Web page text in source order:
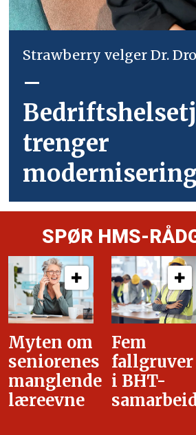
Strawberry velger Dr.
–
trenger
SPØR HMS-
Fem
fallgruver
i BHT-
samarbeidet
Motor for